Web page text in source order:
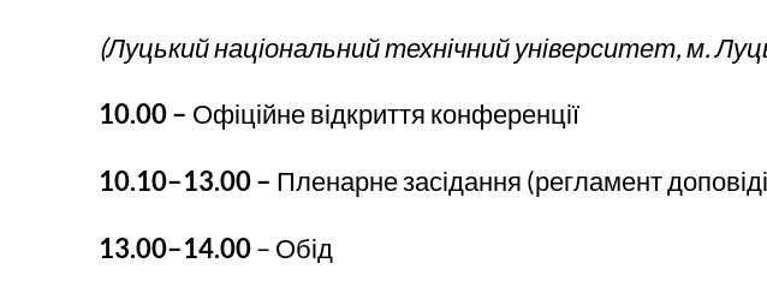
(Луцький національний технічний університет, м.
10.00– Офіційне відкриття конференції
10.10–13.00– Пленарне засідання (регламент
13.00–14.00– Обід